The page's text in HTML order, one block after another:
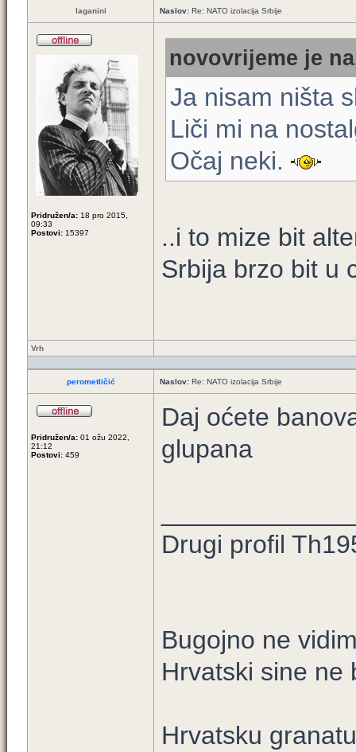
laganini Naslov: Re: NATO izolacija Srbije
Pridružen/a: 18 pro 2015,
09:33
Postovi: 15397
novovrijeme je
Ja nisam ništa
Liči mi na
Očaj neki.
..i to mize bit
Srbija brzo bit u
Vrh
perometličić Naslov: Re: NATO izolacija Srbije
Pridružen/a: 01 ožu 2022,
21:12
Postovi: 459
Daj oćete
glupana
Drugi profil
Bugojno ne
Hrvatski sine ne
Hrvatsku